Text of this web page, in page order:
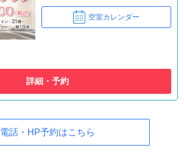
空室カレンダー
詳細・予約
電話・HP予約はこちら